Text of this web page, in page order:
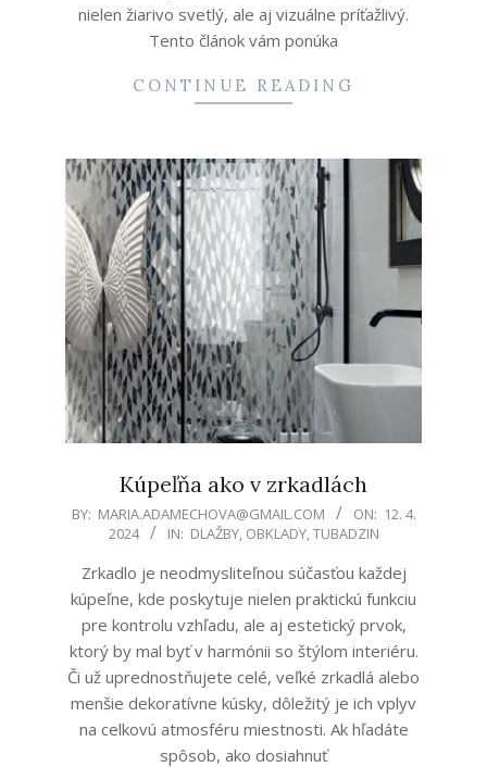
nielen žiarivo svetlý, ale aj vizuálne príťažlivý.
Tento článok vám ponúka
CONTINUE READING
Kúpeľňa ako v zrkadlách
2024-
BY: MARIA.ADAMECHOVA@GMAIL.COM ON: 12. 4.
2024
IN: DLAŽBY, OBKLADY,TUBADZIN
Zrkadlo je neodmysliteľnou súčasťou každej
kúpeľne, kde poskytuje nielen praktickú funkciu
pre kontrolu vzhľadu, ale aj estetický prvok,
ktorý by mal byť v harmónii so štýlom interiéru.
Či už uprednostňujete celé, veľké zrkadlá alebo
menšie dekoratívne kúsky, dôležitý je ich vplyv
na celkovú atmosféru miestnosti. Ak hľadáte
spôsob, ako dosiahnuť